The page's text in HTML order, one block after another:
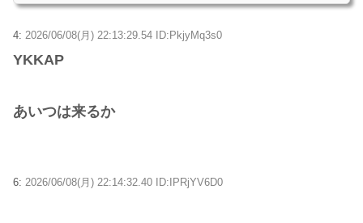
4: 2026/06/08(月) 22:13:29.54 ID:PkjyMq3s0
YKKAP
あいつは来るか
6: 2026/06/08(月) 22:14:32.40 ID:IPRjYV6D0